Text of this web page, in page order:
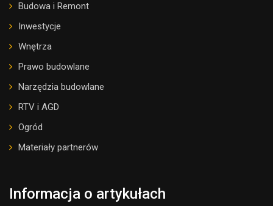
Budowa i Remont
Inwestycje
Wnętrza
Prawo budowlane
Narzędzia budowlane
RTV i AGD
Ogród
Materiały partnerów
Informacja o artykułach